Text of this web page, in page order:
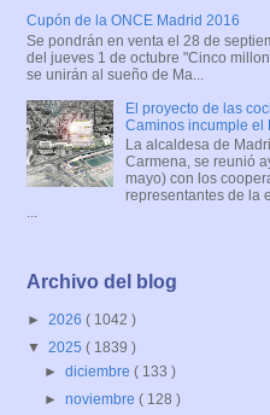
Cupón de la ONCE Madrid 2016
Se pondrán en venta el 28 de
del jueves 1 de octubre "Cinco
se unirán al sueño de Ma...
El proyecto de las
Caminos incumple el
La alcaldesa de
Carmena, se reunió
mayo) con los
representantes de la
...
Archivo del blog
► 2026 ( 1042 )
▼ 2025 ( 1839 )
►diciembre( 133 )
►noviembre( 128 )